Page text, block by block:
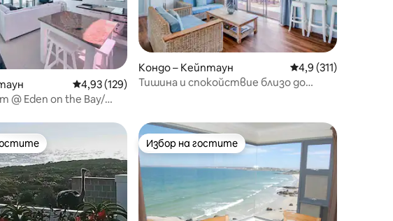
отзива Средна оценка: 4,93 от 5, 129 отзива
4,93 (129)
@ Eden on the Bay/
Кондо – Кейптаун Средна оценка: 4,9
4,9 (311)
Тишина и спокойствие близо до
избор на гостите Избор на гостите
Избор на гостите